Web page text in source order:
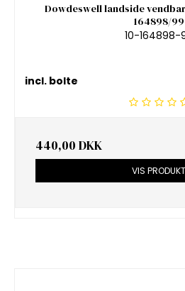
Dowdeswell landside
164898/99
10-164898-
incl. bolte
440,00 DKK
VIS PRODUKT